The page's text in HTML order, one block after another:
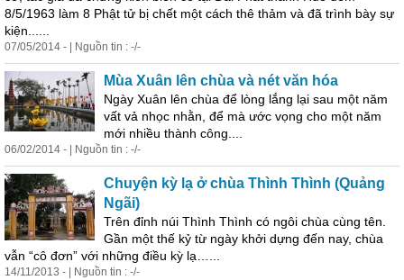
8/5/1963 làm 8 Phật tử bị chết một cách thê thảm và đã trình bày sự
kiện......
07/05/2014 - | Nguồn tin : -/-
Mùa Xuân lên chùa và nét văn hóa
Ngày Xuân lên chùa để lòng lắng lại sau một năm
vất vả nhọc nhằn, để mà ước vọng cho một năm
mới nhiều thành công....
06/02/2014 - | Nguồn tin : -/-
Chuyện kỳ lạ ở chùa Thình Thình (Quảng
Ngãi)
Trên đỉnh núi Thình Thình có ngôi chùa cùng tên.
Gần một thế kỷ từ ngày khởi dựng đến nay, chùa
vẫn “cô đơn” với những điều kỳ lạ…...
14/11/2013 - | Nguồn tin : -/-